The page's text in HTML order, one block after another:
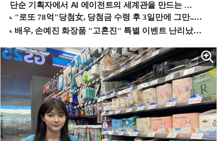
단순 기획자에서 AI 에이전트의 세계관을 만드는 지식 설계자로.. (8/20 강남역)